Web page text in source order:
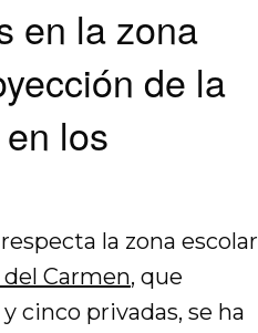
en la zona
de la
los
la zona escolar
Carmen, que
cinco privadas, se ha